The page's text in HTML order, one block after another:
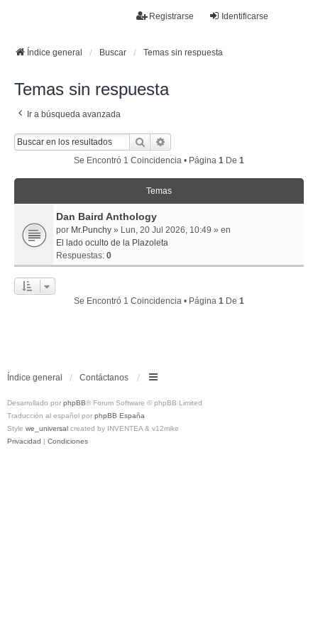
Identificarse
Registrarse
Índice general Buscar Temas sin respuesta
Temas sin respuesta
Ir a búsqueda avanzada
Buscar
Se Encontró 1 Coincidencia • Página 1 De 1
Temas
Dan Baird Anthology
por Mr.Punchy » Lun, 20 Jul 2026, 10:49 » en
El lado oculto de la Plazoleta
Respuestas: 0
Se Encontró 1 Coincidencia • Página 1 De 1
Índice general Contáctanos
Desarrollado por phpBB® Forum Software © phpBB Limited
Traducción al español por phpBB España
Style we_universal created by INVENTEA & v12mike
Privacidad | Condiciones